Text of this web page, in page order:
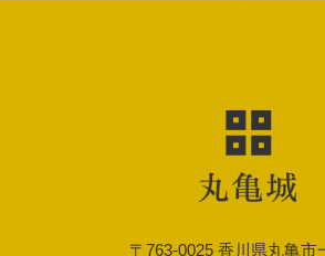
〒763-0025 香川県丸亀市